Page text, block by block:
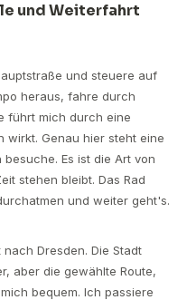
und Weiterfahrt
und steuere auf
heraus, fahre durch
führt mich durch eine
Genau hier steht eine
Es ist die Art von
stehen bleibt. Das Rad
und weiter geht's.
Dresden. Die Stadt
aber die gewählte Route,
bequem. Ich passiere